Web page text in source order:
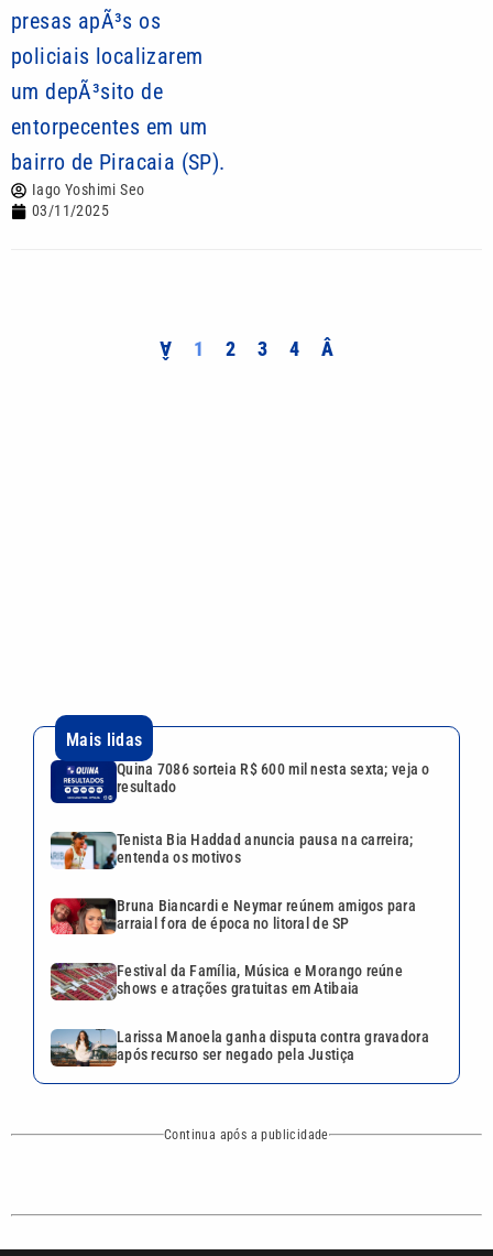
presas apÃ³s os
policiais localizarem
um depÃ³sito de
entorpecentes em um
bairro de Piracaia (SP).
Iago Yoshimi Seo
03/11/2025
Â 1 2 3 4 Â
shows e atrações gratuitas em Atibaia
Larissa Manoela ganha disputa contra gravadora
após recurso ser negado pela Justiça
Continua após a publicidade
VTV é afiliada do
SBT na Região
Cotidiano Esportes
Mundo Polícia
REDES